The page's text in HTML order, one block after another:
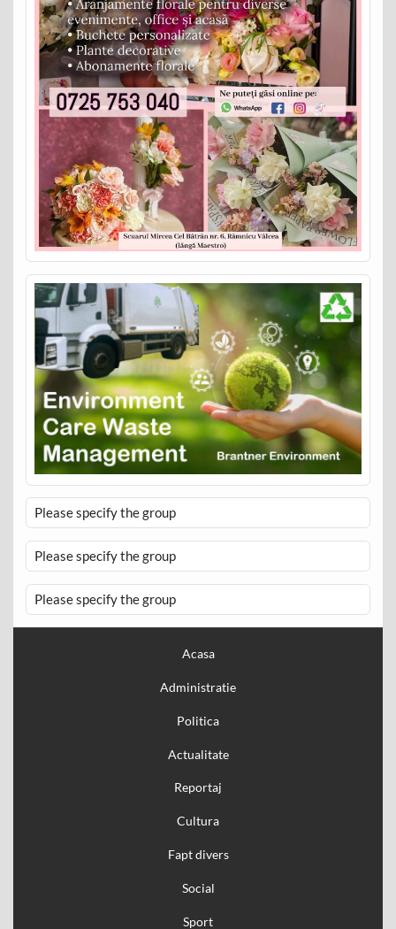
Please specify the group
Please specify the group
Please specify the group
Acasa
Administratie
Politica
Actualitate
Reportaj
Cultura
Fapt divers
Social
Sport